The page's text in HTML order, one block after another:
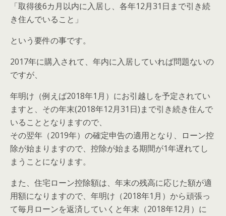
「取得後6カ月以内に入居し、各年12月31日まで引き続
き住んでいること」
という要件の事です。
2017年に購入されて、年内に入居していれば問題ないの
ですが、
年明け（例えば2018年1月）にお引越しを予定されてい
ますと、その年末(2018年12月31日)まで引き続き住んで
いることとなりますので、
その翌年（2019年）の確定申告の適用となり、ローン控
除が始まりますので、控除が始まる期間が1年遅れてし
まうことになります。
また、住宅ローン控除額は、年末の残高に応じた額が適
用額になりますので、年明け（2018年1月）から頑張っ
て毎月ローンを返済していくと年末（2018年12月）に